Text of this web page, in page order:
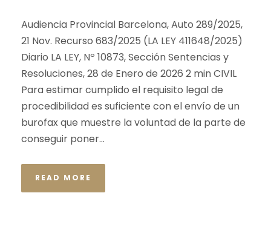
Audiencia Provincial Barcelona, Auto 289/2025,
21 Nov. Recurso 683/2025 (LA LEY 411648/2025)
Diario LA LEY, Nº 10873, Sección Sentencias y
Resoluciones, 28 de Enero de 2026 2 min CIVIL
Para estimar cumplido el requisito legal de
procedibilidad es suficiente con el envío de un
burofax que muestre la voluntad de la parte de
conseguir poner...
READ MORE